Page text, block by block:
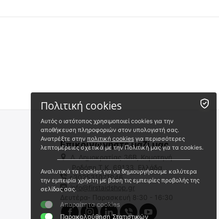
ΓΑΝΤΙΑ MECHANIX, M-Pact,
Άμεσα διαθέσιμο
Αποστολή σε 1 εως 3
ΓΑΝΤΙΑ MECHANIX, M-pact,
MultiCam
9020171700
Άμεσα διαθέσιμο
Αποστολή σε 1 εως 3
Επικοινωνήστε μαζί μας
Λ. Δημοκρατίας 36Β, Κομοτηνή
Ροδόπη,Τ.Κ. 69133, Ελλάδα
+302531071946
info@firstaidshop.gr
Δευτέρα- Παρασκευή 8:30 - 16:30
Πολιτική cookies
Αυτός ο ιστότοπος χρησιμοποιεί cookies για την
αποθήκευση πληροφοριών στον υπολογιστή σας.
Ανατρέξτε στην πολιτική cookies για περισσότερες
λεπτομέρειες σχετικά με την Πολιτική μας για τα cookies.
Αναλυτικά τα cookies για να δημιουργήσουμε καλύτερα
την εμπειρία χρήστη με βάση τις εμπειρίες προβολής της
σελίδας σας.
Απαραίτητα cookies
Παρακολούθηση Στατιστικών